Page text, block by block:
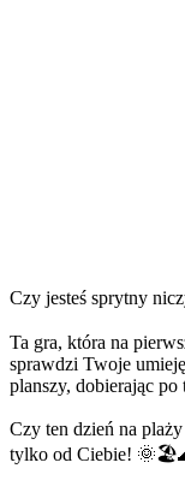
Czy jesteś sprytny
Ta gra, która na
sprawdzi Twoje
planszy, dobierając
Czy ten dzień na plaży
tylko od Ciebie!